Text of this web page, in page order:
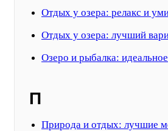
Отдых у озера: релакс и
Отдых у озера: лучший
Озеро и рыбалка:
П
Природа и отдых: лучшие